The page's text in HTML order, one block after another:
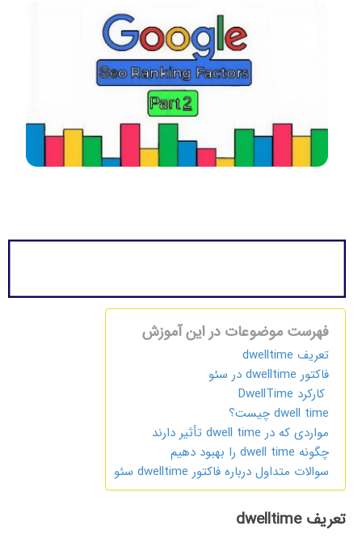
فهرست موضوعات در این آموزش
تعریف dwelltime
فاکتور dwelltime در سئو
کارکرد DwellTime
dwell time چیست؟
مواردی که در dwell time تأثیر دارند
چگونه dwell time را بهبود دهیم
سوالات متداول درباره فاکتور dwelltime سئو
تعریف dwelltime